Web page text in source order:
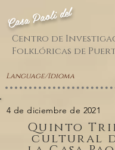
Casa Paoli del
Centro de
Folklóricas de
Language/Idioma
4 de diciembre de 2021
Quinto
cultural